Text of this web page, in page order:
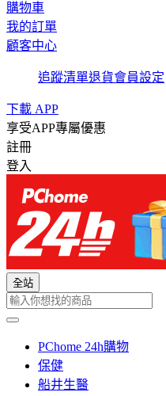
購物車
我的訂單
顧客中心
追蹤清單退貨會員設定
下載 APP
享受APP專屬優惠
註冊
登入
全站
PChome 24h購物
保健
船井生醫